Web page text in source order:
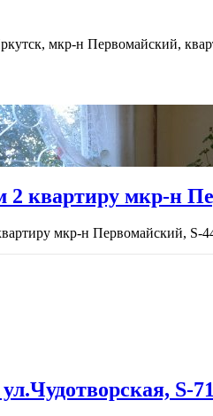
мкр-н Первомайский,
2 квартиру мкр-н
мкр-н Первомайский, S-
S-